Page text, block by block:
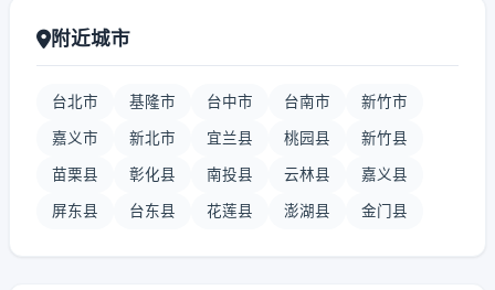
附近城市
台北市 基隆市 台中市 台南市 新竹市
嘉义市 新北市 宜兰县 桃园县 新竹县
苗栗县 彰化县 南投县 云林县 嘉义县
屏东县 台东县 花莲县 澎湖县 金门县